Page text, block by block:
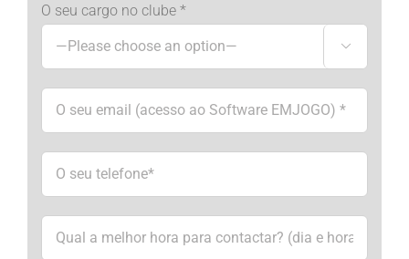
O seu cargo no clube *
